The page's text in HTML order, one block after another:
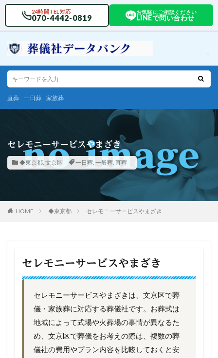
24時間TEL対応
070-4442-0819
お気軽にご相談ください
LINEで問い合わせ
直葬 一日葬 家族葬
セレモニーサービスやまざき
◆東京都, 文京区 一日葬, 一般葬, 直葬
HOME ◆東京都 セレモニーサービスやまざき
セレモニーサービスやまざき
セレモニーサービスやまざきは、文京区で葬
儀・家族葬に対応する葬儀社です。お葬式は
地域によって式場や火葬場の事情が異なるた
め、文京区で葬儀をお考えの際は、複数の葬
儀社の費用やプラン内容を比較しておくと安